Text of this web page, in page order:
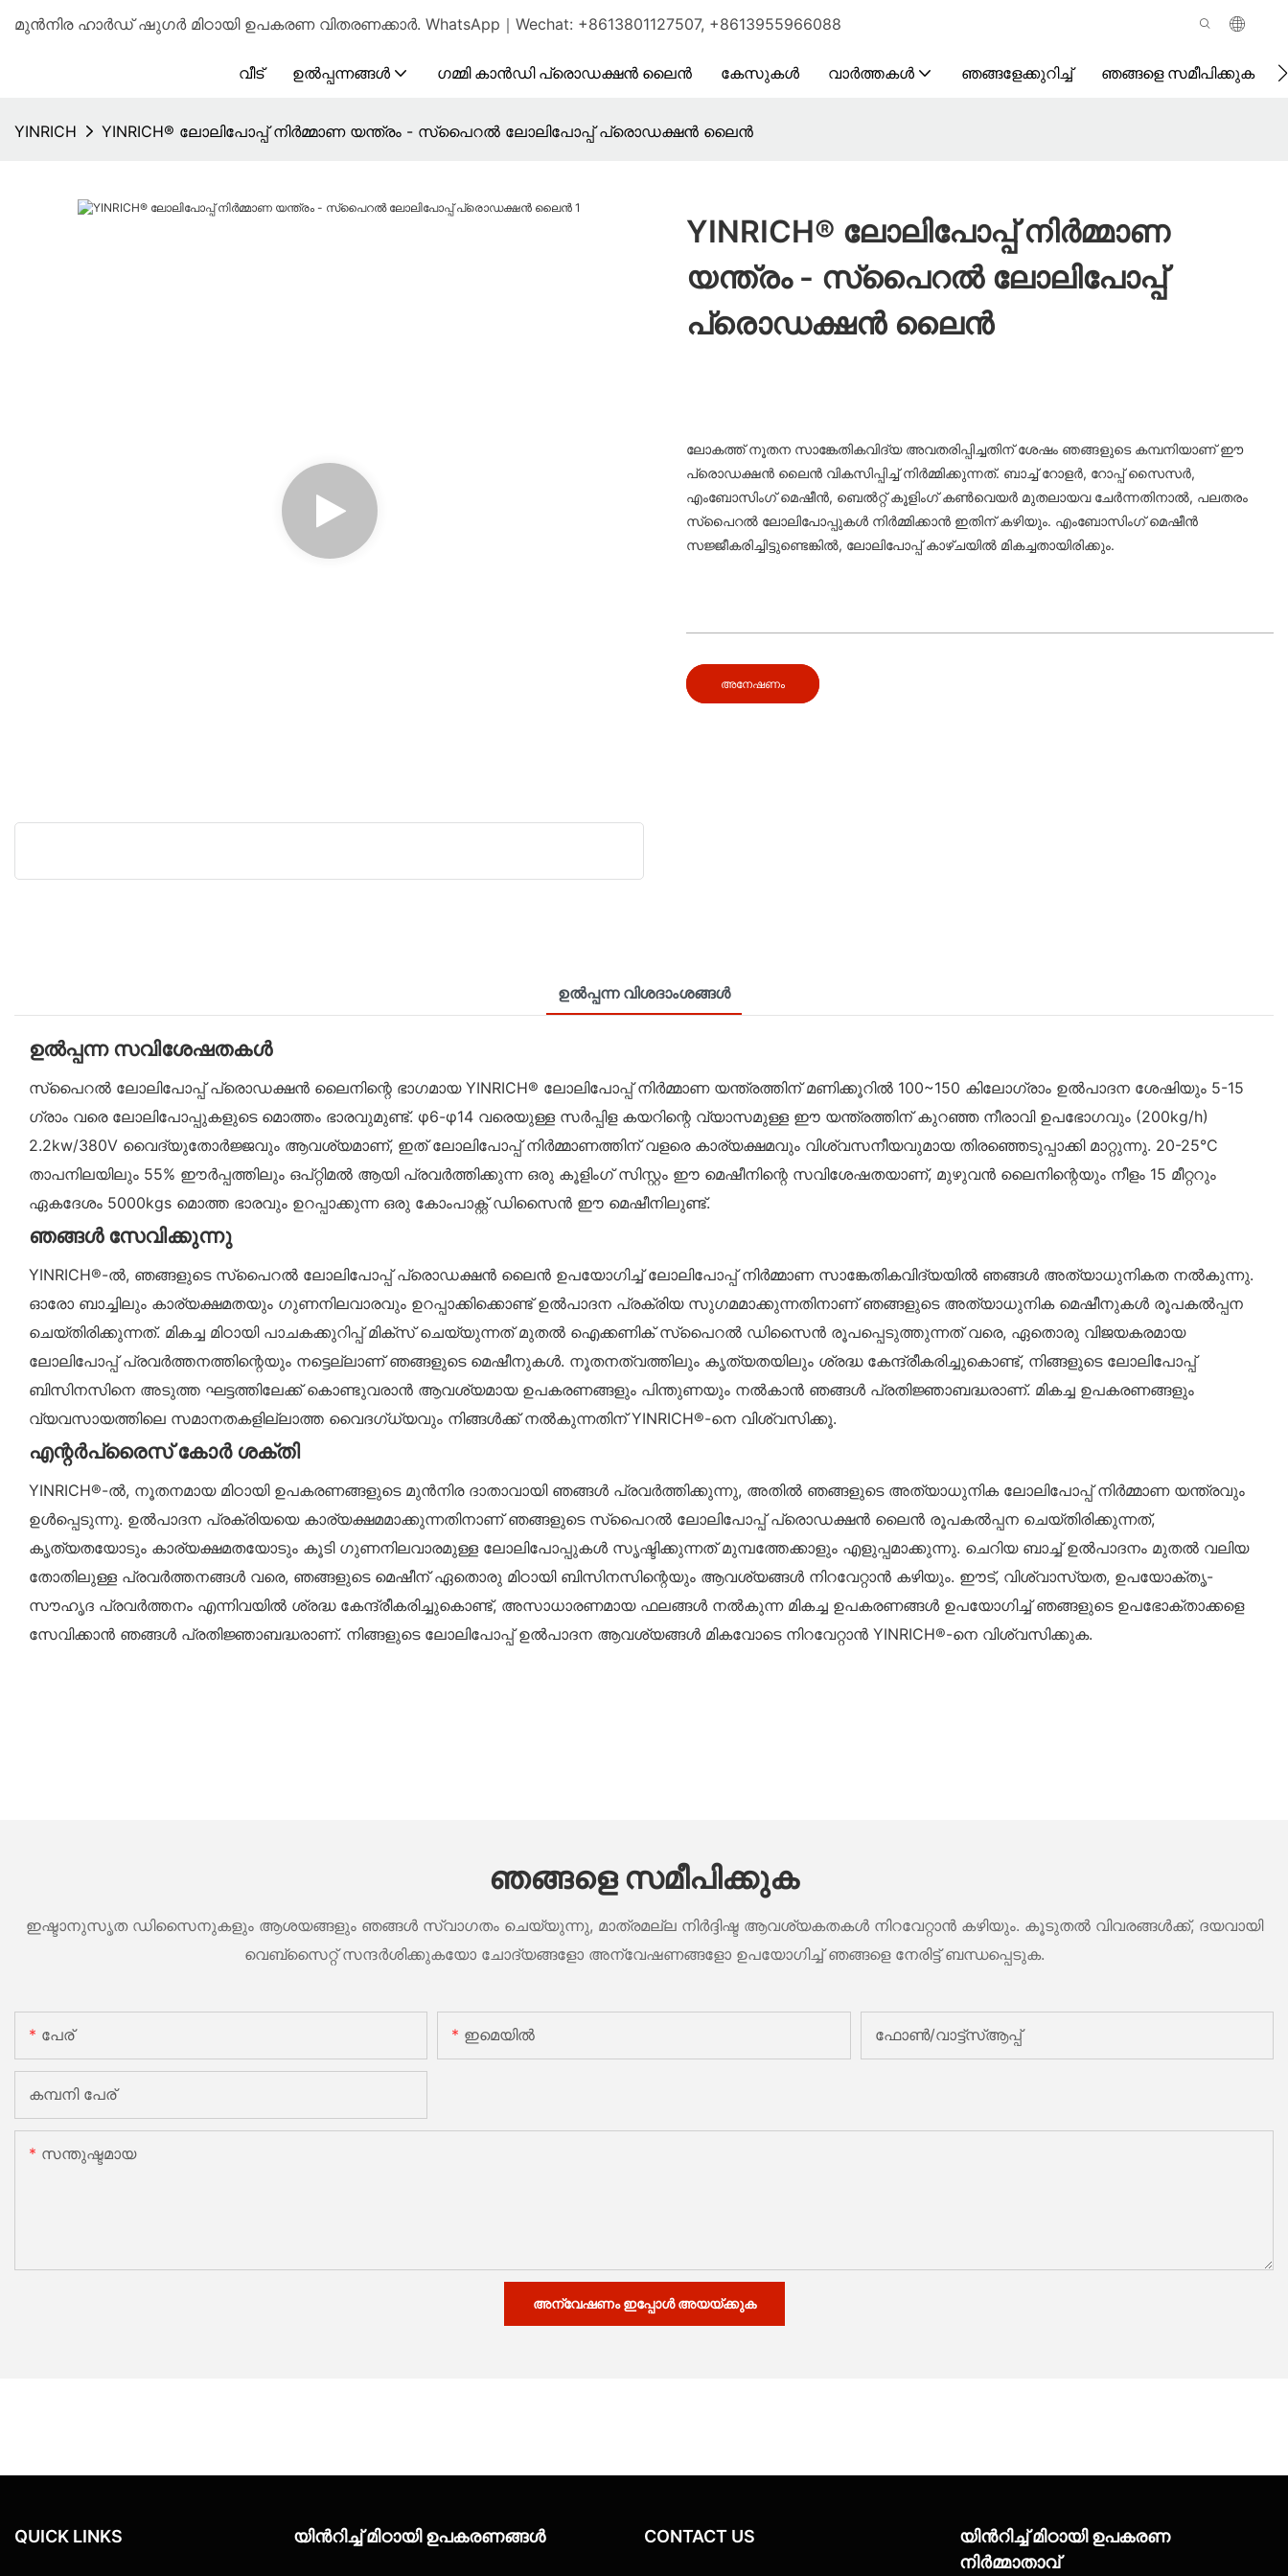
മുൻനിര ഹാർഡ് ഷുഗർ മിഠായി ഉപകരണ വിതരണക്കാർ. WhatsApp｜Wechat: +8613801127507, +8613955966088
വീട് ഉൽപ്പന്നങ്ങൾ ഗമ്മി കാൻഡി പ്രൊഡക്ഷൻ ലൈൻ കേസുകൾ വാർത്തകൾ ഞങ്ങളേക്കുറിച്ച് ഞങ്ങളെ സമീപിക്കുക
YINRICH YINRICH® ലോലിപോപ്പ് നിർമ്മാണ യന്ത്രം - സ്പൈറൽ ലോലിപോപ്പ് പ്രൊഡക്ഷൻ ലൈൻ
YINRICH® ലോലിപോപ്പ് നിർമ്മാണ
യന്ത്രം - സ്പൈറൽ ലോലിപോപ്പ്
പ്രൊഡക്ഷൻ ലൈൻ
ലോകത്ത് നൂതന സാങ്കേതികവിദ്യ അവതരിപ്പിച്ചതിന് ശേഷം ഞങ്ങളുടെ കമ്പനിയാണ് ഈ
പ്രൊഡക്ഷൻ ലൈൻ വികസിപ്പിച്ച് നിർമ്മിക്കുന്നത്. ബാച്ച് റോളർ, റോപ്പ് സൈസർ,
എംബോസിംഗ് മെഷീൻ, ബെൽറ്റ് കൂളിംഗ് കൺവെയർ മുതലായവ ചേർന്നതിനാൽ, പലതരം
സ്പൈറൽ ലോലിപോപ്പുകൾ നിർമ്മിക്കാൻ ഇതിന് കഴിയും. എംബോസിംഗ് മെഷീൻ
സജ്ജീകരിച്ചിട്ടുണ്ടെങ്കിൽ, ലോലിപോപ്പ് കാഴ്ചയിൽ മികച്ചതായിരിക്കും.
അനേഷണം
ഉൽപ്പന്ന വിശദാംശങ്ങൾ
ഉൽപ്പന്ന സവിശേഷതകൾ
സ്പൈറൽ ലോലിപോപ്പ് പ്രൊഡക്ഷൻ ലൈനിന്റെ ഭാഗമായ YINRICH® ലോലിപോപ്പ് നിർമ്മാണ യന്ത്രത്തിന് മണിക്കൂറിൽ 100~150 കിലോഗ്രാം ഉൽപാദന ശേഷിയും 5-15
ഗ്രാം വരെ ലോലിപോപ്പുകളുടെ മൊത്തം ഭാരവുമുണ്ട്. φ6-φ14 വരെയുള്ള സർപ്പിള കയറിന്റെ വ്യാസമുള്ള ഈ യന്ത്രത്തിന് കുറഞ്ഞ നീരാവി ഉപഭോഗവും (200kg/h)
2.2kw/380V വൈദ്യുതോർജ്ജവും ആവശ്യമാണ്, ഇത് ലോലിപോപ്പ് നിർമ്മാണത്തിന് വളരെ കാര്യക്ഷമവും വിശ്വസനീയവുമായ തിരഞ്ഞെടുപ്പാക്കി മാറ്റുന്നു. 20-25°C
താപനിലയിലും 55% ഈർപ്പത്തിലും ഒപ്റ്റിമൽ ആയി പ്രവർത്തിക്കുന്ന ഒരു കൂളിംഗ് സിസ്റ്റം ഈ മെഷീനിന്റെ സവിശേഷതയാണ്, മുഴുവൻ ലൈനിന്റെയും നീളം 15 മീറ്ററും
ഏകദേശം 5000kgs മൊത്ത ഭാരവും ഉറപ്പാക്കുന്ന ഒരു കോം‌പാക്റ്റ് ഡിസൈൻ ഈ മെഷീനിലുണ്ട്.
ഞങ്ങൾ സേവിക്കുന്നു
YINRICH®-ൽ, ഞങ്ങളുടെ സ്പൈറൽ ലോലിപോപ്പ് പ്രൊഡക്ഷൻ ലൈൻ ഉപയോഗിച്ച് ലോലിപോപ്പ് നിർമ്മാണ സാങ്കേതികവിദ്യയിൽ ഞങ്ങൾ അത്യാധുനികത നൽകുന്നു.
ഓരോ ബാച്ചിലും കാര്യക്ഷമതയും ഗുണനിലവാരവും ഉറപ്പാക്കിക്കൊണ്ട് ഉൽ‌പാദന പ്രക്രിയ സുഗമമാക്കുന്നതിനാണ് ഞങ്ങളുടെ അത്യാധുനിക മെഷീനുകൾ രൂപകൽപ്പന
ചെയ്തിരിക്കുന്നത്. മികച്ച മിഠായി പാചകക്കുറിപ്പ് മിക്സ് ചെയ്യുന്നത് മുതൽ ഐക്കണിക് സ്പൈറൽ ഡിസൈൻ രൂപപ്പെടുത്തുന്നത് വരെ, ഏതൊരു വിജയകരമായ
ലോലിപോപ്പ് പ്രവർത്തനത്തിന്റെയും നട്ടെല്ലാണ് ഞങ്ങളുടെ മെഷീനുകൾ. നൂതനത്വത്തിലും കൃത്യതയിലും ശ്രദ്ധ കേന്ദ്രീകരിച്ചുകൊണ്ട്, നിങ്ങളുടെ ലോലിപോപ്പ്
ബിസിനസിനെ അടുത്ത ഘട്ടത്തിലേക്ക് കൊണ്ടുവരാൻ ആവശ്യമായ ഉപകരണങ്ങളും പിന്തുണയും നൽകാൻ ഞങ്ങൾ പ്രതിജ്ഞാബദ്ധരാണ്. മികച്ച ഉപകരണങ്ങളും
വ്യവസായത്തിലെ സമാനതകളില്ലാത്ത വൈദഗ്ധ്യവും നിങ്ങൾക്ക് നൽകുന്നതിന് YINRICH®-നെ വിശ്വസിക്കൂ.
എന്റർപ്രൈസ് കോർ ശക്തി
YINRICH®-ൽ, നൂതനമായ മിഠായി ഉപകരണങ്ങളുടെ മുൻനിര ദാതാവായി ഞങ്ങൾ പ്രവർത്തിക്കുന്നു, അതിൽ ഞങ്ങളുടെ അത്യാധുനിക ലോലിപോപ്പ് നിർമ്മാണ യന്ത്രവും
ഉൾപ്പെടുന്നു. ഉൽ‌പാദന പ്രക്രിയയെ കാര്യക്ഷമമാക്കുന്നതിനാണ് ഞങ്ങളുടെ സ്പൈറൽ ലോലിപോപ്പ് പ്രൊഡക്ഷൻ ലൈൻ രൂപകൽപ്പന ചെയ്തിരിക്കുന്നത്,
കൃത്യതയോടും കാര്യക്ഷമതയോടും കൂടി ഗുണനിലവാരമുള്ള ലോലിപോപ്പുകൾ സൃഷ്ടിക്കുന്നത് മുമ്പത്തേക്കാളും എളുപ്പമാക്കുന്നു. ചെറിയ ബാച്ച് ഉൽ‌പാദനം മുതൽ വലിയ
തോതിലുള്ള പ്രവർത്തനങ്ങൾ വരെ, ഞങ്ങളുടെ മെഷീന് ഏതൊരു മിഠായി ബിസിനസിന്റെയും ആവശ്യങ്ങൾ നിറവേറ്റാൻ കഴിയും. ഈട്, വിശ്വാസ്യത, ഉപയോക്തൃ-
സൗഹൃദ പ്രവർത്തനം എന്നിവയിൽ ശ്രദ്ധ കേന്ദ്രീകരിച്ചുകൊണ്ട്, അസാധാരണമായ ഫലങ്ങൾ നൽകുന്ന മികച്ച ഉപകരണങ്ങൾ ഉപയോഗിച്ച് ഞങ്ങളുടെ ഉപഭോക്താക്കളെ
സേവിക്കാൻ ഞങ്ങൾ പ്രതിജ്ഞാബദ്ധരാണ്. നിങ്ങളുടെ ലോലിപോപ്പ് ഉൽ‌പാദന ആവശ്യങ്ങൾ മികവോടെ നിറവേറ്റാൻ YINRICH®-നെ വിശ്വസിക്കുക.
ഞങ്ങളെ സമീപിക്കുക
ഇഷ്ടാനുസൃത ഡിസൈനുകളും ആശയങ്ങളും ഞങ്ങൾ സ്വാഗതം ചെയ്യുന്നു, മാത്രമല്ല നിർദ്ദിഷ്ട ആവശ്യകതകൾ നിറവേറ്റാൻ കഴിയും. കൂടുതൽ വിവരങ്ങൾക്ക്, ദയവായി
വെബ്സൈറ്റ് സന്ദർശിക്കുകയോ ചോദ്യങ്ങളോ അന്വേഷണങ്ങളോ ഉപയോഗിച്ച് ഞങ്ങളെ നേരിട്ട് ബന്ധപ്പെടുക.
പേര് ഇമെയിൽ ഫോൺ/വാട്ട്‌സ്ആപ്പ്
കമ്പനി പേര്
സന്തുഷ്ടമായ
അന്വേഷണം ഇപ്പോൾ അയയ്ക്കുക
QUICK LINKS യിൻറിച്ച് മിഠായി ഉപകരണങ്ങൾ CONTACT US
യിൻറിച്ച് മിഠായി ഉപകരണ
നിർമ്മാതാവ്